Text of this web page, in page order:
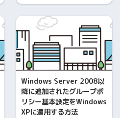
Windows Server 2008以
降に追加されたグループポ
リシー基本設定をWindows
XPに適用する方法